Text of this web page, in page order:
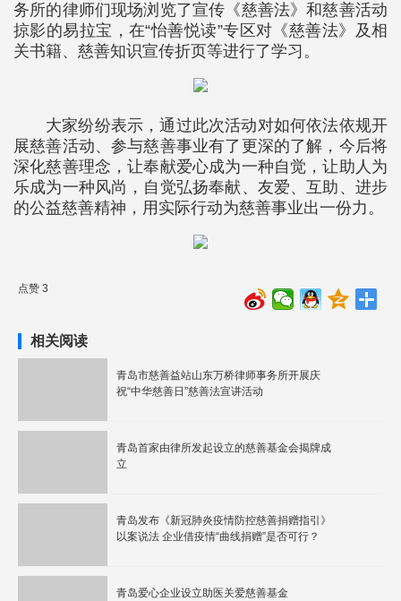
务所的律师们现场浏览了宣传《慈善法》和慈善活动
掠影的易拉宝，在“怡善悦读”专区对《慈善法》及相
关书籍、慈善知识宣传折页等进行了学习。
大家纷纷表示，通过此次活动对如何依法依规开
展慈善活动、参与慈善事业有了更深的了解，今后将
深化慈善理念，让奉献爱心成为一种自觉，让助人为
乐成为一种风尚，自觉弘扬奉献、友爱、互助、进步
的公益慈善精神，用实际行动为慈善事业出一份力。
点赞 3
相关阅读
青岛市慈善益站山东万桥律师事务所开展庆
祝“中华慈善日”慈善法宣讲活动
青岛首家由律所发起设立的慈善基金会揭牌成
立
青岛发布《新冠肺炎疫情防控慈善捐赠指引》
以案说法 企业借疫情“曲线捐赠”是否可行？
青岛爱心企业设立助医关爱慈善基金